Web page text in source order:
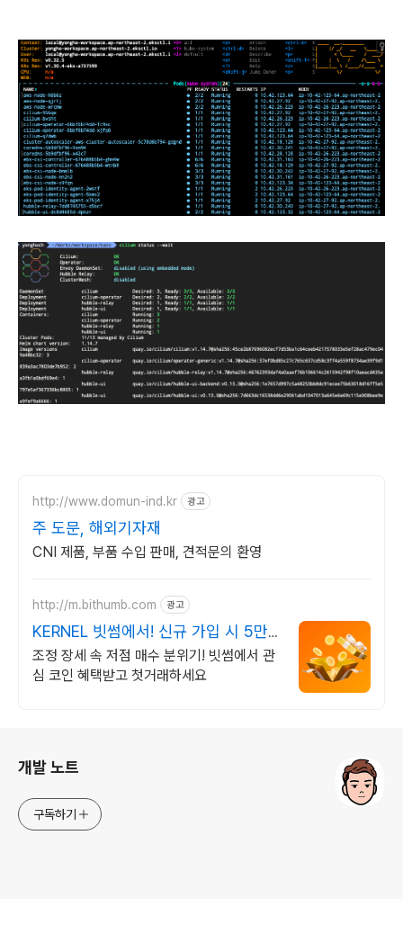
http://www.domun-ind.kr 광고
주 도문, 해외기자재
CNI 제품, 부품 수입 판매, 견적문의 환영
http://m.bithumb.com 광고
KERNEL 빗썸에서! 신규 가입 시 5만
원 혜택
조정 장세 속 저점 매수 분위기! 빗썸에서 관
심 코인 혜택받고 첫거래하세요
개발 노트
구독하기